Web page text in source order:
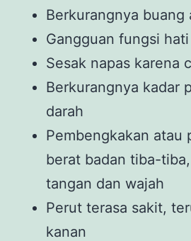
Berkurangnya buang
Gangguan fungsi hati
Sesak napas karena
Berkurangnya kadar
darah
Pembengkakan atau
berat badan tiba-
tangan dan wajah
Perut terasa sakit,
kanan